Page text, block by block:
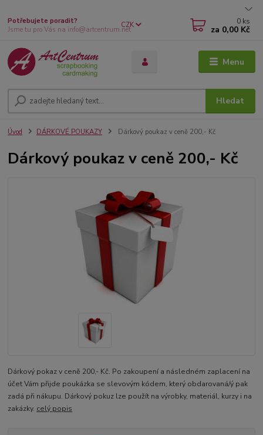
Menu
CZK
Hledat
Potřebujete poradit?
Jsme tu pro Vás na info@artcentrum.net
0 ks
za 0,00 Kč
Úvod DÁRKOVÉ POUKAZY Dárkový poukaz v ceně 200,- Kč
Dárkový poukaz v ceně 200,- Kč
Dárkový pokaz v ceně 200,- Kč. Po zakoupení a následném zaplacení na
účet Vám přijde poukázka se slevovým kódem, který obdarovaná/ý pak
zadá při nákupu. Dárkový pokuz lze použít na výrobky, materiál, kurzy i na
zakázky. celý popis